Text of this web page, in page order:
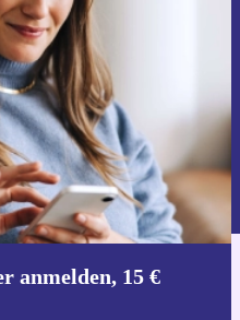
anmelden, 15 €
mehr.
Daten findest
.
refurbed-App